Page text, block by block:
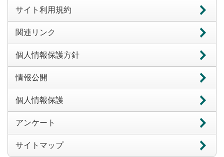
サイト利用規約
関連リンク
個人情報保護方針
情報公開
個人情報保護
アンケート
サイトマップ